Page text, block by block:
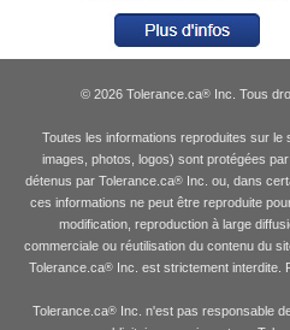
© 2026 Tolerance.ca®Inc. Tous
Toutes les informations reproduites sur le
images, photos, logos) sont protégées
détenus par Tolerance.ca® Inc. ou, dans
ces informations ne peut être reproduite
modification, reproduction à large
commerciale ou réutilisation du contenu du
Tolerance.ca® Inc. est strictement interdite.
Tolerance.ca® Inc. n'est pas responsable